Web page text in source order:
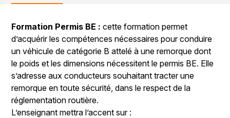
Formation Permis BE : cette formation permet
d’acquérir les compétences nécessaires pour conduire
un véhicule de catégorie B attelé à une remorque dont
le poids et les dimensions nécessitent le permis BE. Elle
s’adresse aux conducteurs souhaitant tracter une
remorque en toute sécurité, dans le respect de la
réglementation routière.
L’enseignant mettra l’accent sur :